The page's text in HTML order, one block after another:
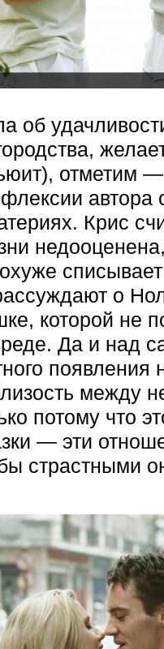
об
отметим
автора
Крис
о
которой не
Да и над
появления
между
потому что
— эти
страстными